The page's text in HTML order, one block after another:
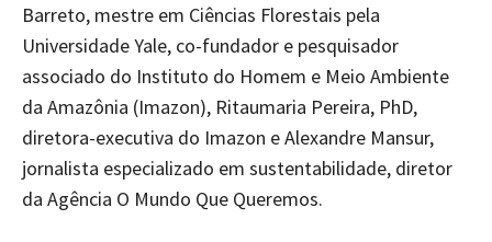
Barreto, mestre em Ciências Florestais pela
Universidade Yale, co-fundador e pesquisador
associado do Instituto do Homem e Meio Ambiente
da Amazônia (Imazon), Ritaumaria Pereira, PhD,
diretora-executiva do Imazon e Alexandre Mansur,
jornalista especializado em sustentabilidade, diretor
da Agência O Mundo Que Queremos.